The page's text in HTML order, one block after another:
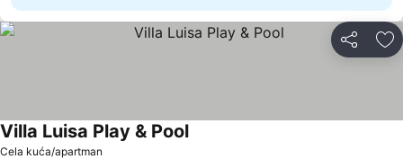
Deli
Cela kuća/apartman
Villa Luisa Play & Pool